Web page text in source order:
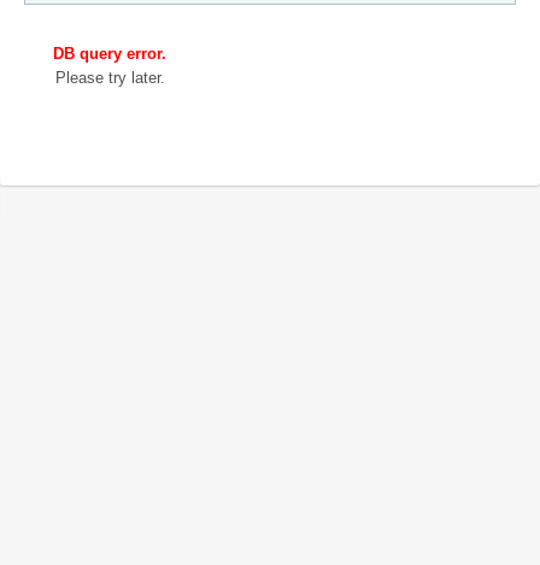
DB query error.
Please try later.